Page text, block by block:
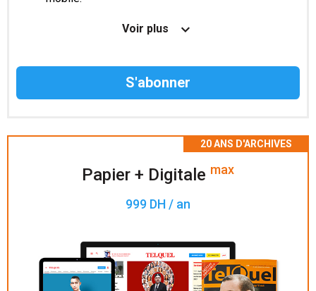
Le magazine TelQuel en numérique avant la sortie
Voir plus
Papier + Digitale max
999 DH / an